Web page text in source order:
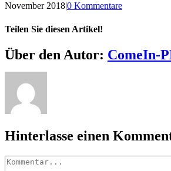
November 2018|0 Kommentare
Teilen Sie diesen Artikel!
Facebook
X
Reddit
LinkedIn
WhatsApp
Telegram
Tumblr
Pinterest
Vk
Xing
E-
Mail
Über den Autor: ComeIn-
Hinterlasse einen
Kommentar